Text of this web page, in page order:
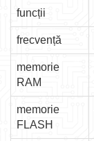
funcții
frecvență
memorie
RAM
memorie
FLASH